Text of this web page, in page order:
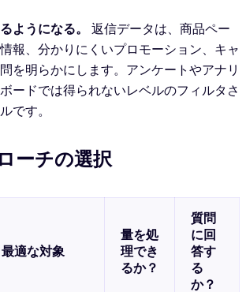
ようになる。
返信データは、商品ペー
報、分かりにくいプロモーション、キャ
を明らかにします。アンケートやアナリ
ードでは得られないレベルのフィルタさ
です。
ーチの選択
最適な対象
量を処
理でき
るか？
質問
に回
答す
る
か？